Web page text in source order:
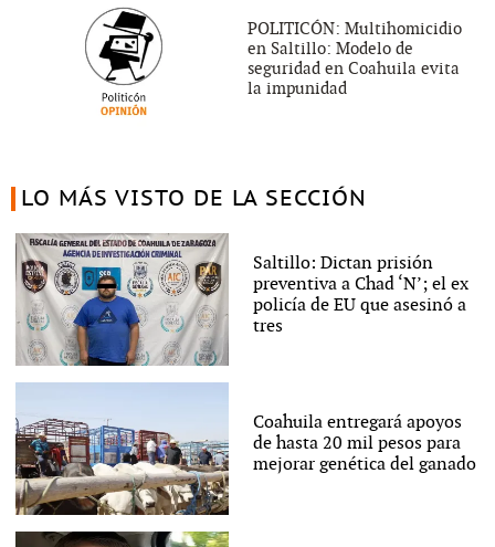
POLITICÓN: Multihomicidio
en Saltillo: Modelo de
seguridad en Coahuila evita
la impunidad
LO MÁS VISTO DE LA SECCIÓN
Saltillo: Dictan prisión
preventiva a Chad ‘N’; el ex
policía de EU que asesinó a
tres
Coahuila entregará apoyos
de hasta 20 mil pesos para
mejorar genética del ganado